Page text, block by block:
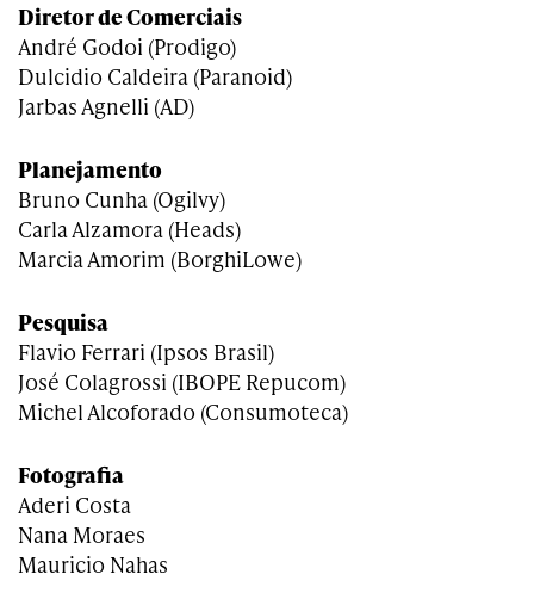
Diretor de Comerciais
André Godoi (Prodigo)
Dulcidio Caldeira (Paranoid)
Jarbas Agnelli (AD)
Planejamento
Bruno Cunha (Ogilvy)
Carla Alzamora (Heads)
Marcia Amorim (BorghiLowe)
Pesquisa
Flavio Ferrari (Ipsos Brasil)
José Colagrossi (IBOPE Repucom)
Michel Alcoforado (Consumoteca)
Fotografia
Aderi Costa
Nana Moraes
Mauricio Nahas